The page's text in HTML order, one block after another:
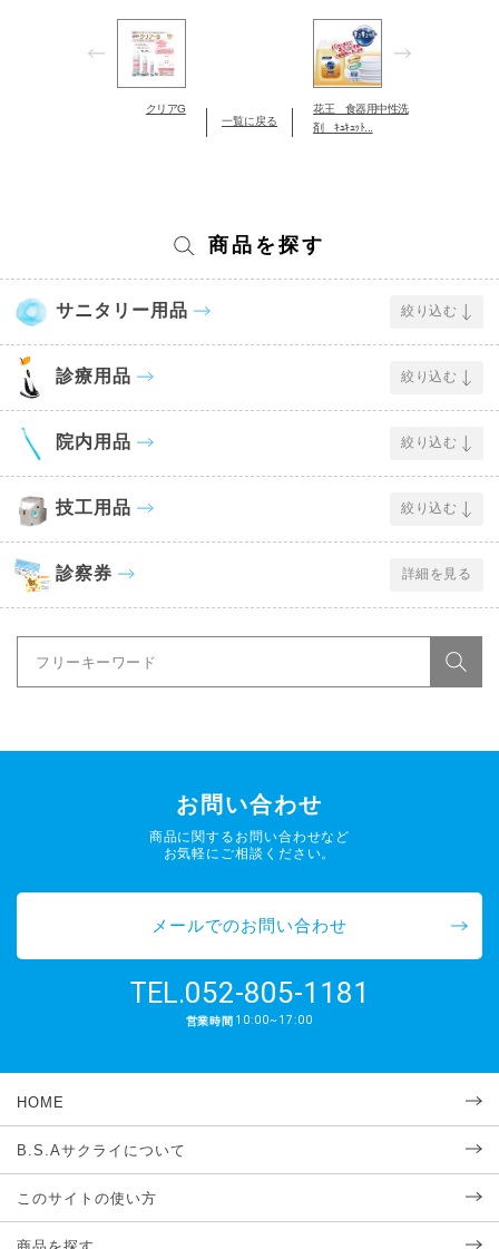
クリアG
一覧に戻る
花王 食器用中性洗
剤 ｷｭｷｭｯﾄ...
商品を探す
サニタリー用品 絞り込む
診療用品 絞り込む
院内用品 絞り込む
技工用品 絞り込む
診察券 詳細を見る
お問い合わせ
商品に関するお問い合わせなど
お気軽にご相談ください。
メールでのお問い合わせ
TEL.052-805-1181
営業時間 10:00~17:00
HOME
B.S.Aサクライについて
このサイトの使い方